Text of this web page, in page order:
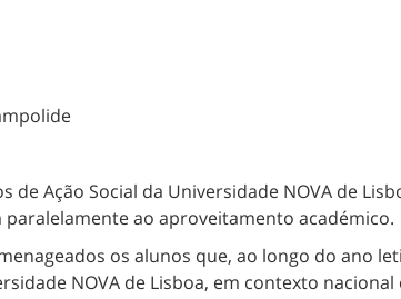
de Ação Social da Universidade NOVA de
ao aproveitamento académico.
os alunos que, ao longo do ano
NOVA de Lisboa, em contexto